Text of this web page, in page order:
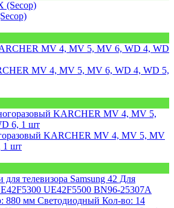
MV 4, MV 5, MV 6, WD 4, WD 5,
KARCHER MV 4, MV 5, MV
1 шт